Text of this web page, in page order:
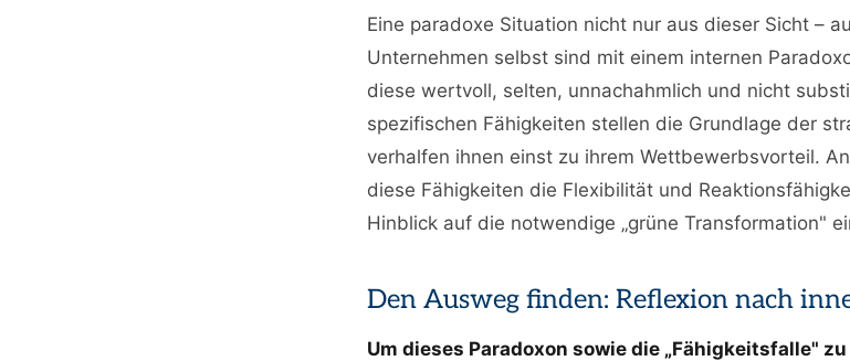
Eine paradoxe Situation nicht nur aus dieser Sicht –
Unternehmen selbst sind mit einem internen
diese wertvoll, selten, unnachahmlich und nicht
spezifischen Fähigkeiten stellen die Grundlage der
verhalfen ihnen einst zu ihrem Wettbewerbsvorteil.
diese Fähigkeiten die Flexibilität und
Hinblick auf die notwendige „grüne Transformation"
Den Ausweg finden: Reflexion nach
Um dieses Paradoxon sowie die „Fähigkeitsfalle"